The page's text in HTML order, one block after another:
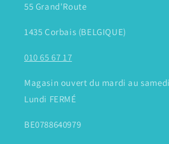
55 Grand'Route
1435 Corbais (BELGIQUE)
010 65 67 17
Magasin ouvert du mardi au
Lundi FERMÉ
BE0788640979